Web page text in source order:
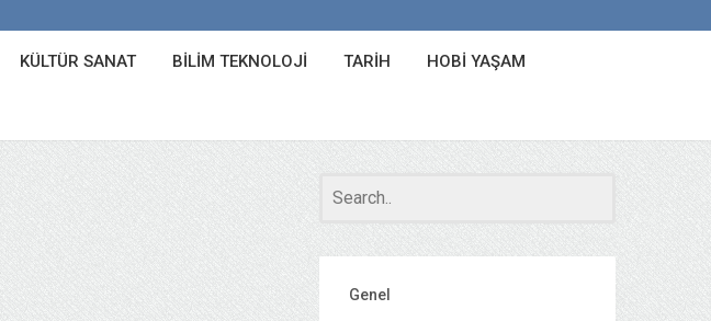
KÜLTÜR SANAT BILIM TEKNOLOJI TARIH HOBI YAŞAM
Genel